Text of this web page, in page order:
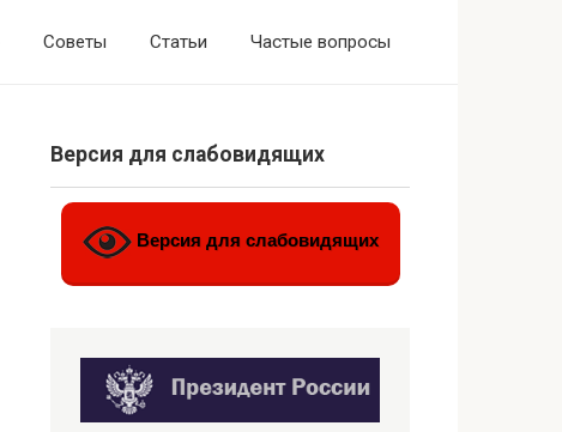
Советы Статьи Частые вопросы
Версия для слабовидящих
Версия для слабовидящих